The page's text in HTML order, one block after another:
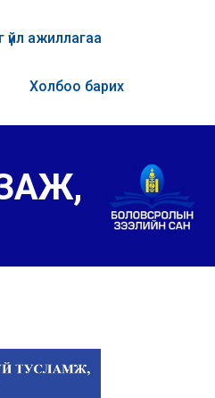
ажиллагаа
Холбоо барих